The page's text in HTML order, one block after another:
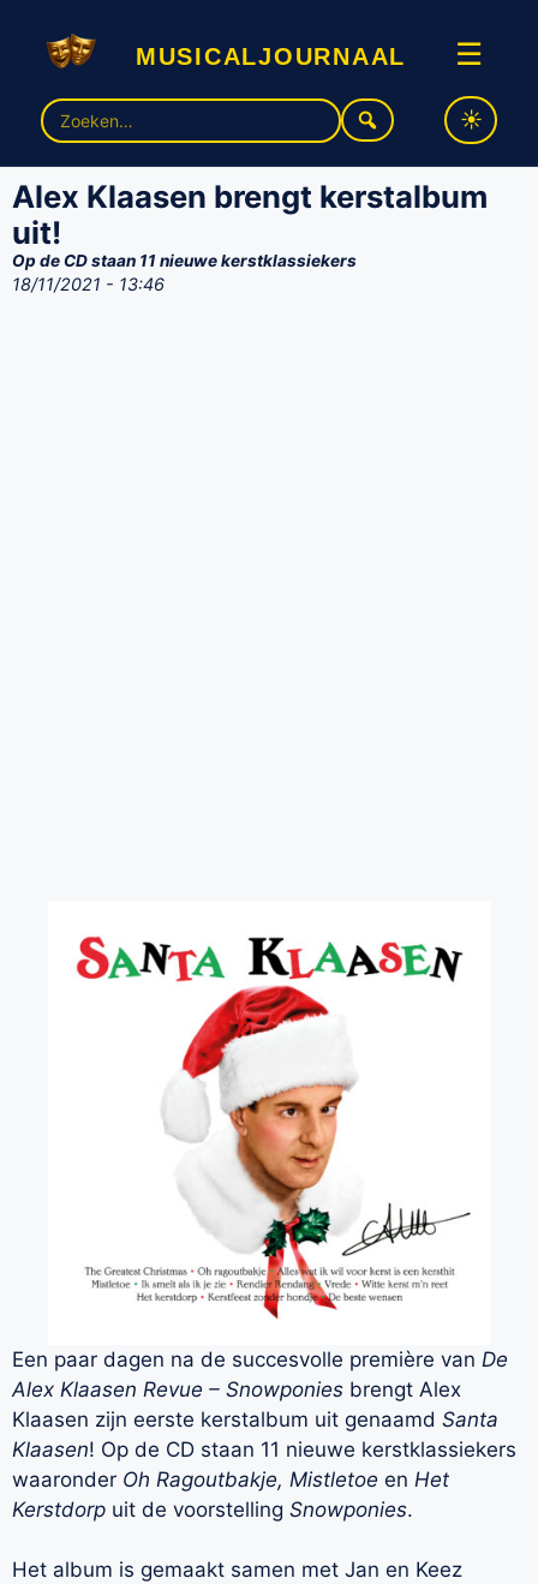
musicaljournaal ☰
Zoek
naar:
Alex Klaasen brengt kerstalbum
uit!
Op de CD staan 11 nieuwe kerstklassiekers
18/11/2021 - 13:46
Een paar dagen na de succesvolle première van De
Alex Klaasen Revue – Snowponies brengt Alex
Klaasen zijn eerste kerstalbum uit genaamd Santa
Klaasen! Op de CD staan 11 nieuwe kerstklassiekers
waaronder Oh Ragoutbakje, Mistletoe en Het
Kerstdorp uit de voorstelling Snowponies.
Het album is gemaakt samen met Jan en Keez